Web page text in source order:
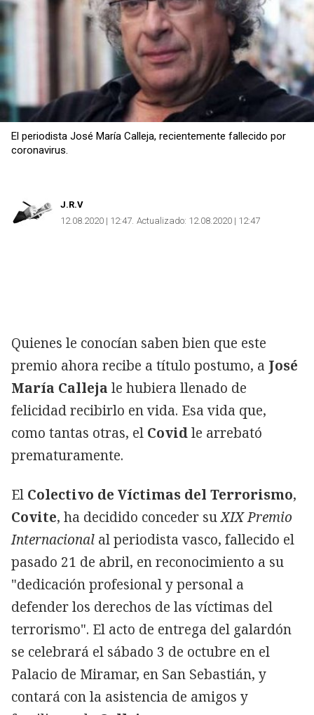
El periodista José María Calleja, recientemente fallecido por
coronavirus.
J.R.V
12.08.2020 | 12:47 Actualizado: 12.08.2020 | 12:47
Quienes le conocían saben bien que este
premio ahora recibe a título postumo, a José
María Calleja le hubiera llenado de
felicidad recibirlo en vida. Esa vida que,
como tantas otras, el Covidle arrebató
prematuramente.
El Colectivo de Víctimas del Terrorismo,
Covite, ha decidido conceder suXIX Premio
Internacional al periodista vasco, fallecido el
pasado 21 de abril, en reconocimiento a su
"dedicación profesional y personal a
defender los derechos de las víctimas del
terrorismo". El acto de entrega del galardón
se celebrará el sábado 3 de octubre en el
Palacio de Miramar, en San Sebastián, y
contará con la asistencia de amigos y